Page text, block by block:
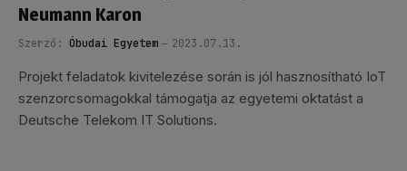
Neumann Karon
Szerző: Óbudai Egyetem 2023.07.13.
Projekt feladatok kivitelezése során is jól hasznosítható IoT
szenzorcsomagokkal támogatja az egyetemi oktatást a
Deutsche Telekom IT Solutions.